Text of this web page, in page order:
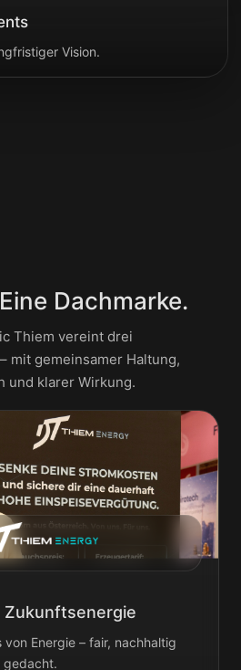
Vision.
Dachmarke.
Thiem vereint drei
mit gemeinsamer Haltung,
und klarer Wirkung.
Zukunftsenergie
von Energie – fair, nachhaltig
gedacht.